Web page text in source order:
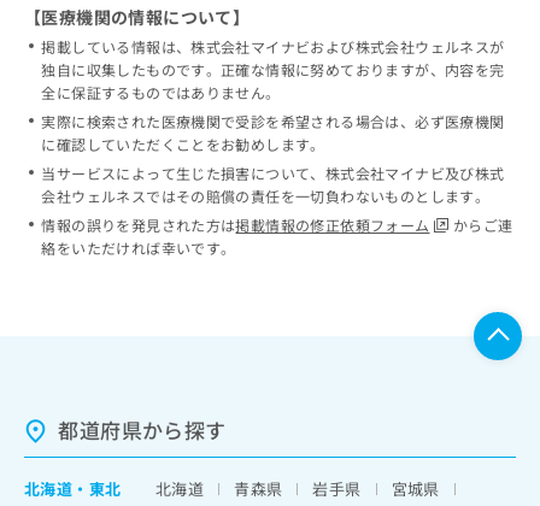
【医療機関の情報について】
掲載している情報は、株式会社マイナビおよび株式会社ウェルネスが
独自に収集したものです。正確な情報に努めておりますが、内容を完
全に保証するものではありません。
実際に検索された医療機関で受診を希望される場合は、必ず医療機関
に確認していただくことをお勧めします。
当サービスによって生じた損害について、株式会社マイナビ及び株式
会社ウェルネスではその賠償の責任を一切負わないものとします。
情報の誤りを発見された方は掲載情報の修正依頼フォーム
からご連
絡をいただければ幸いです。
都道府県から探す
北海道 ・ 東北 北海道 青森県 岩手県
宮城県